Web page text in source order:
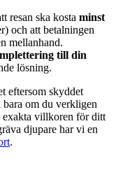
resan ska kosta minst
och att betalningen
mellanhand.
till din
lösning.
eftersom skyddet
om du verkligen
villkoren för ditt
djupare har vi en
.